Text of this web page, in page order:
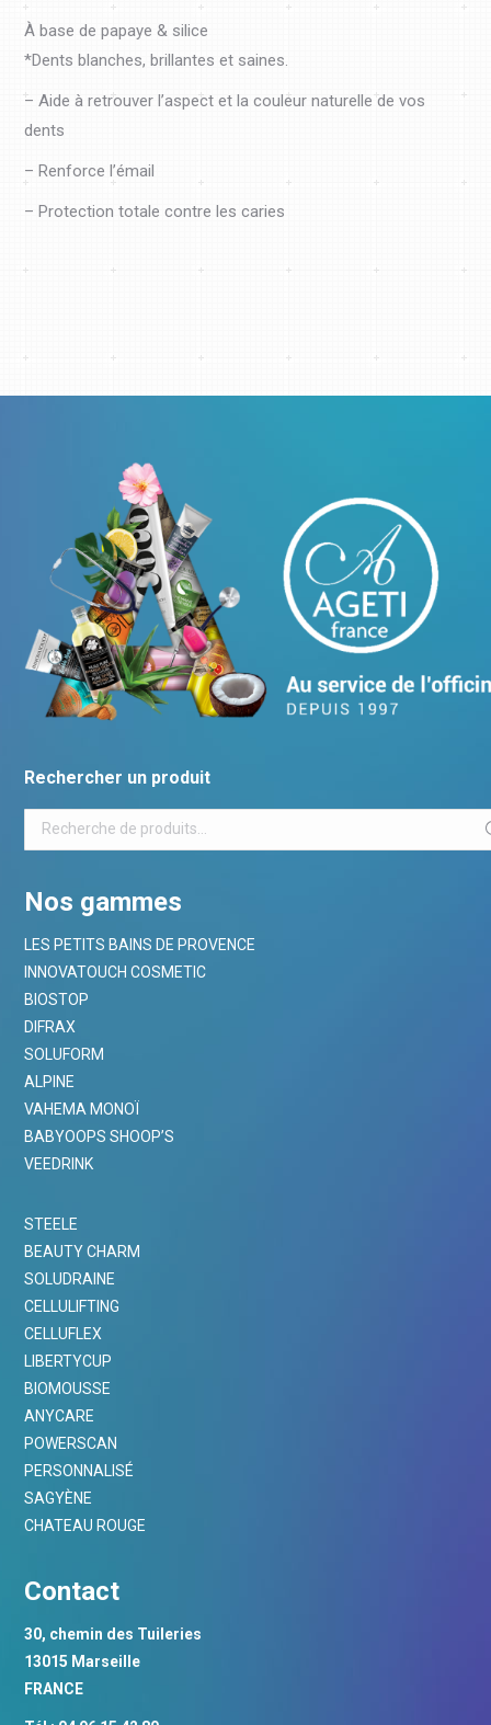
À base de papaye & silice
*Dents blanches, brillantes et saines.
– Aide à retrouver l’aspect et la couleur naturelle de vos
dents
– Renforce l’émail
– Protection totale contre les caries
Rechercher un produit
Nos gammes
LES PETITS BAINS DE PROVENCE
INNOVATOUCH COSMETIC
BIOSTOP
DIFRAX
SOLUFORM
ALPINE
VAHEMA MONOÏ
BABYOOPS SHOOP’S
VEEDRINK
STEELE
BEAUTY CHARM
SOLUDRAINE
CELLULIFTING
CELLUFLEX
LIBERTYCUP
BIOMOUSSE
ANYCARE
POWERSCAN
PERSONNALISÉ
SAGYÈNE
CHATEAU ROUGE
Contact
30, chemin des Tuileries
13015 Marseille
FRANCE